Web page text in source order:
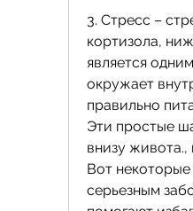
3. Стресс –
кортизола,
является
окружает
правильно
Эти простые
внизу живота.,
Вот
серьезным